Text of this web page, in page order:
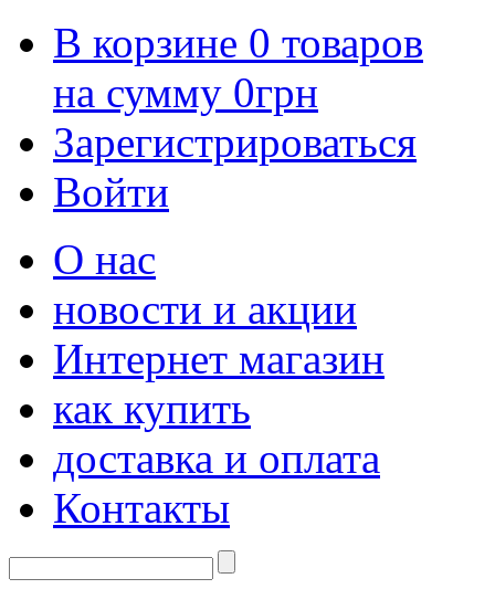
В корзине 0 товаров
на сумму 0грн
Зарегистрироваться
Войти
О нас
новости и акции
Интернет магазин
как купить
доставка и оплата
Контакты